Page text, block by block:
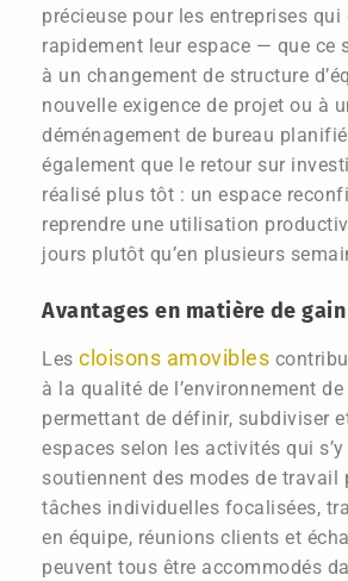
précieuse pour les entreprises
rapidement leur espace — que ce
à un changement de structure
nouvelle exigence de projet ou à
déménagement de bureau
également que le retour sur
réalisé plus tôt : un espace
reprendre une utilisation
jours plutôt qu’en plusieurs
Avantages en matière de gain
Les cloisons amovibles
à la qualité de l’environnement
permettant de définir, subdiviser
espaces selon les activités qui
soutiennent des modes de travail
tâches individuelles focalisées,
en équipe, réunions clients et
peuvent tous être accommodés